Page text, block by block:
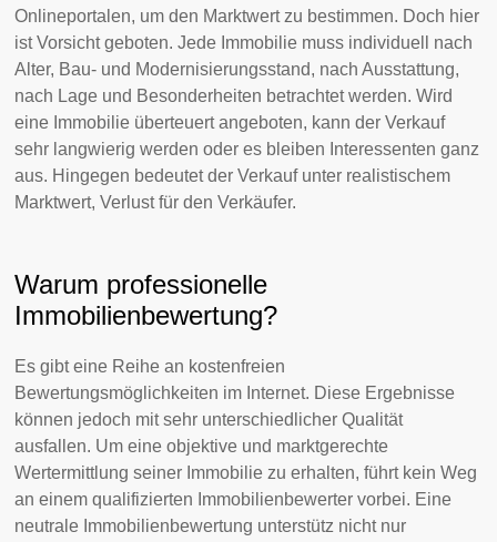
Onlineportalen, um den Marktwert zu bestimmen. Doch hier
ist Vorsicht geboten. Jede Immobilie muss individuell nach
Alter, Bau- und Modernisierungsstand, nach Ausstattung,
nach Lage und Besonderheiten betrachtet werden. Wird
eine Immobilie überteuert angeboten, kann der Verkauf
sehr langwierig werden oder es bleiben Interessenten ganz
aus. Hingegen bedeutet der Verkauf unter realistischem
Marktwert, Verlust für den Verkäufer.
Warum professionelle
Immobilienbewertung?
Es gibt eine Reihe an kostenfreien
Bewertungsmöglichkeiten im Internet. Diese Ergebnisse
können jedoch mit sehr unterschiedlicher Qualität
ausfallen. Um eine objektive und marktgerechte
Wertermittlung seiner Immobilie zu erhalten, führt kein Weg
an einem qualifizierten Immobilienbewerter vorbei. Eine
neutrale Immobilienbewertung unterstütz nicht nur